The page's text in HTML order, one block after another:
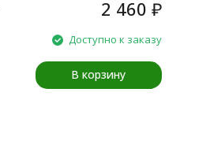
2 460 ₽
Доступно к заказу
В корзину